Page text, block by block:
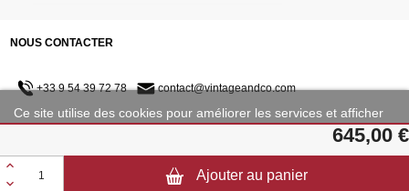
Ce site utilise des cookies pour améliorer les services et afficher
Plus d'informations Personnaliser les cookies
645,00 €
Ajouter au panier
NOUS CONTACTER
+33 9 54 39 72 78 contact@vintageandco.com
©2001 - 2023 Copyright VintageAndCo.com - TVA INTRACOMMUNAUTAIRE :
FR33433498730